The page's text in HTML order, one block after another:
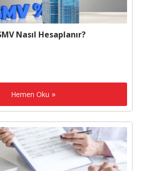
Nasıl Hesaplanır?
Hemen Oku